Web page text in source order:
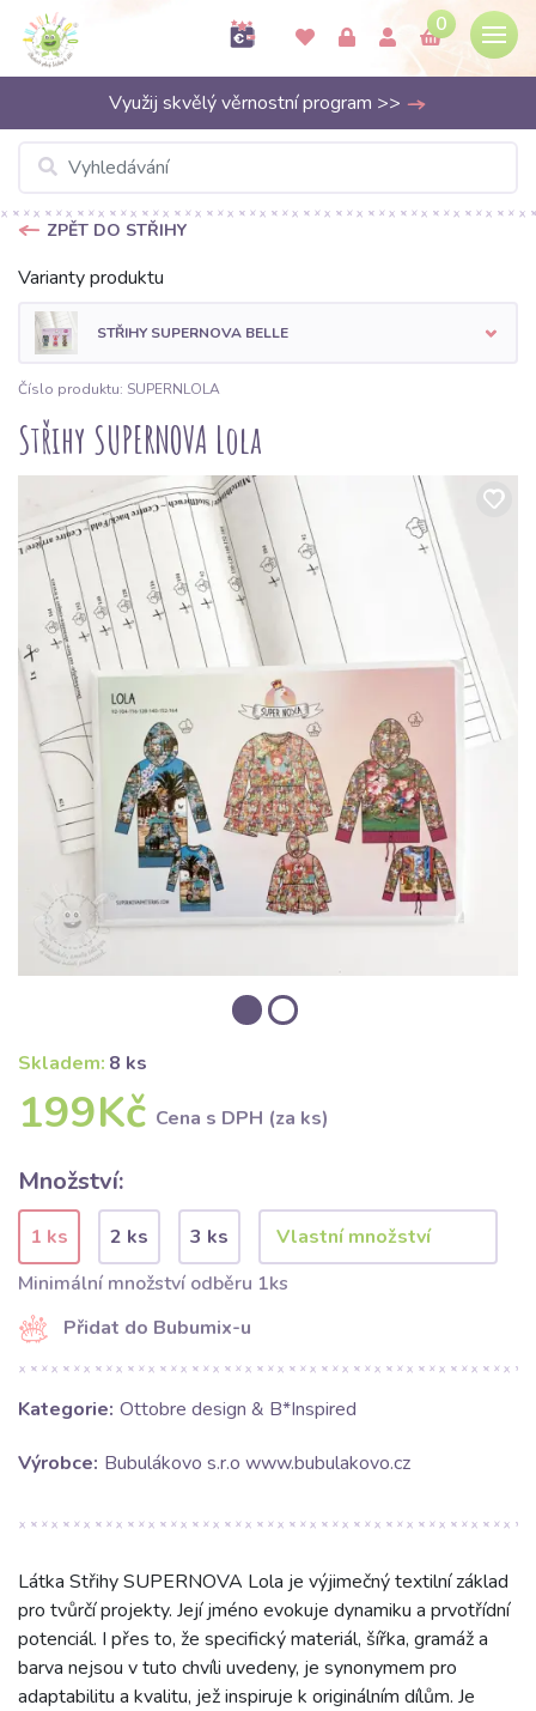
0
Využij skvělý věrnostní program >>
ZPĚT DO STŘIHY
Varianty produktu
STŘIHY SUPERNOVA BELLE
Číslo produktu: SUPERNLOLA
Střihy SUPERNOVA Lola
Skladem: 8 ks
199Kč Cena s DPH (za ks)
Množství:
1 ks 2 ks
3 ks
Minimální množství odběru 1ks
Přidat do Bubumix-u
Kategorie: Ottobre design & B*Inspired
Výrobce: Bubulákovo s.r.o www.bubulakovo.cz
Látka Střihy SUPERNOVA Lola je výjimečný textilní základ
pro tvůrčí projekty. Její jméno evokuje dynamiku a prvotřídní
potenciál. I přes to, že specifický materiál, šířka, gramáž a
barva nejsou v tuto chvíli uvedeny, je synonymem pro
adaptabilitu a kvalitu, jež inspiruje k originálním dílům. Je